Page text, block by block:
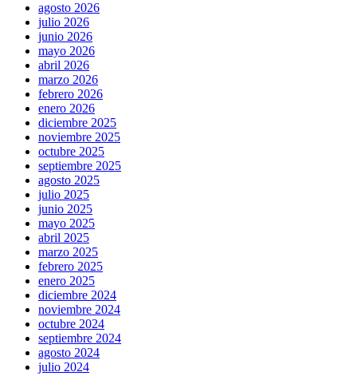
agosto 2026
julio 2026
junio 2026
mayo 2026
abril 2026
marzo 2026
febrero 2026
enero 2026
diciembre 2025
noviembre 2025
octubre 2025
septiembre 2025
agosto 2025
julio 2025
junio 2025
mayo 2025
abril 2025
marzo 2025
febrero 2025
enero 2025
diciembre 2024
noviembre 2024
octubre 2024
septiembre 2024
agosto 2024
julio 2024